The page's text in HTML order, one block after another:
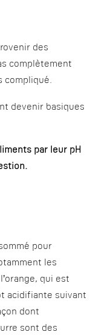
des
complètement
compliqué.
devenir basiques
par leur pH
pour
les
qui est
acidifiante suivant
dont
sont des